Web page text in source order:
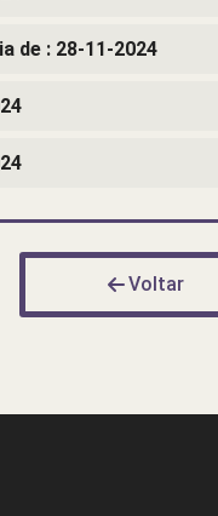
de : 28-11-2024
Voltar